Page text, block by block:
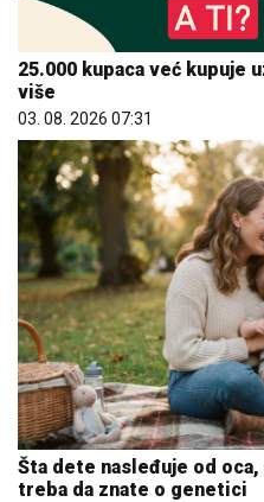
25.000 kupaca već kupuje
više
03. 08. 2026 07:31
Šta dete nasleđuje od oca,
treba da znate o genetici